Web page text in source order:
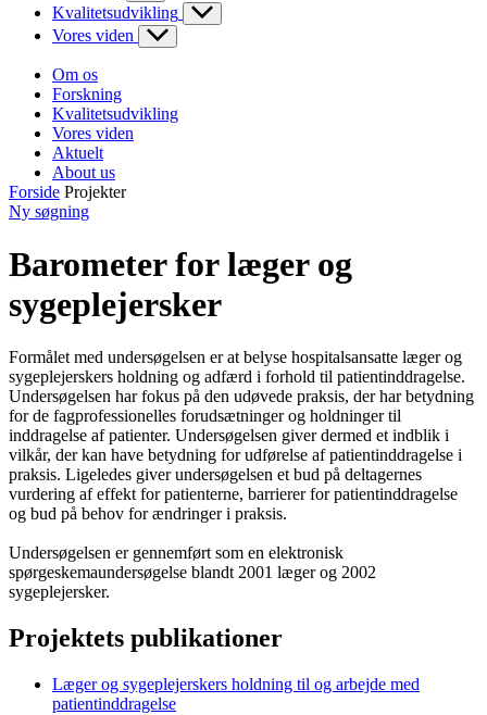
Kvalitetsudvikling
Vores viden
Om os
Forskning
Kvalitetsudvikling
Vores viden
Aktuelt
About us
Forside Projekter
Ny søgning
Barometer for læger og
sygeplejersker
Formålet med undersøgelsen er at belyse hospitalsansatte læger og
sygeplejerskers holdning og adfærd i forhold til patientinddragelse.
Undersøgelsen har fokus på den udøvede praksis, der har betydning
for de fagprofessionelles forudsætninger og holdninger til
inddragelse af patienter. Undersøgelsen giver dermed et indblik i
vilkår, der kan have betydning for udførelse af patientinddragelse i
praksis. Ligeledes giver undersøgelsen et bud på deltagernes
vurdering af effekt for patienterne, barrierer for patientinddragelse
og bud på behov for ændringer i praksis.
Undersøgelsen er gennemført som en elektronisk
spørgeskemaundersøgelse blandt 2001 læger og 2002
sygeplejersker.
Projektets publikationer
Læger og sygeplejerskers holdning til og arbejde med
patientinddragelse